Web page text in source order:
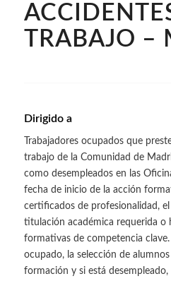
TRABAJO
Dirigido a
Trabajadores ocupados que
trabajo de la Comunidad de
como desempleados en las
fecha de inicio de la acción
certificados de profesionalidad,
titulación académica requerida o
formativas de competencia
ocupado, la selección de
formación y si está desempleado,